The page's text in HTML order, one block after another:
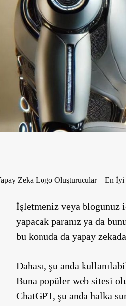
Zeka Logo Oluşturucular – En İyi
İşletmeniz veya blogunuz
yapacak paranız ya da
bu konuda da yapay
Dahası, şu anda
Buna popüler web sitesi
ChatGPT, şu anda halka